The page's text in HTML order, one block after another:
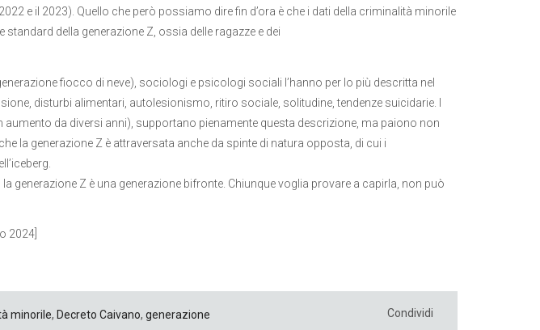
e il 2023). Quello che però possiamo dire fin d’ora è che i dati della criminalità minorile
della generazione Z, ossia delle ragazze e dei
fiocco di neve), sociologi e psicologi sociali l’hanno per lo più descritta nel
disturbi alimentari, autolesionismo, ritiro sociale, solitudine, tendenze suicidarie. I
aumento da diversi anni), supportano pienamente questa descrizione, ma paiono non
la generazione Z è attraversata anche da spinte di natura opposta, di cui i
generazione Z è una generazione bifronte. Chiunque voglia provare a capirla, non può
2024]
minorile, Decreto Caivano, generazione
Condividi